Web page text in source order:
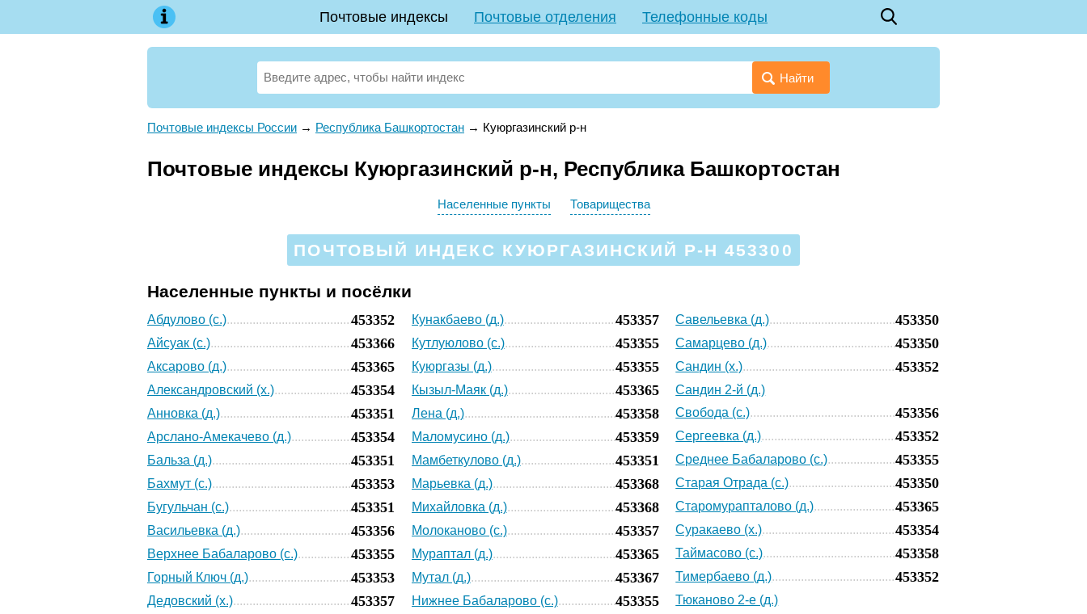
Почтовые индексы Почтовые отделения Телефонные коды
Найти
Почтовые индексы России → Республика Башкортостан → Куюргазинский р-н
Почтовые индексы Куюргазинский р-н, Республика Башкортостан
Населенные пункты Товарищества
ПОЧТОВЫЙ ИНДЕКС КУЮРГАЗИНСКИЙ Р-Н 453300
Населенные пункты и посёлки
Абдулово (с.) 453352
Айсуак (с.) 453366
Аксарово (д.) 453365
Александровский (х.) 453354
Анновка (д.) 453351
Арслано-Амекачево (д.) 453354
Бальза (д.) 453351
Бахмут (с.) 453353
Бугульчан (с.) 453351
Васильевка (д.) 453356
Верхнее Бабаларово (с.) 453355
Горный Ключ (д.) 453353
Дедовский (х.) 453357
Кунакбаево (д.) 453357
Кутлуюлово (с.) 453355
Куюргазы (д.) 453355
Кызыл-Маяк (д.) 453365
Лена (д.) 453358
Маломусино (д.) 453359
Мамбеткулово (д.) 453351
Марьевка (д.) 453368
Михайловка (д.) 453368
Молоканово (с.) 453357
Мураптал (д.) 453365
Мутал (д.) 453367
Нижнее Бабаларово (с.) 453355
Савельевка (д.) 453350
Самарцево (д.) 453350
Сандин (х.) 453352
Сандин 2-й (д.)
Свобода (с.)
453356
Сергеевка (д.) 453352
Среднее Бабаларово (с.) 453355
Старая Отрада (с.) 453350
Старомурапталово (д.) 453365
Суракаево (х.) 453354
Таймасово (с.) 453358
Тимербаево (д.) 453352
Тюканово 2-е (д.)